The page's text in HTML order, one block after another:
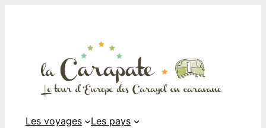
Les voyages Les pays